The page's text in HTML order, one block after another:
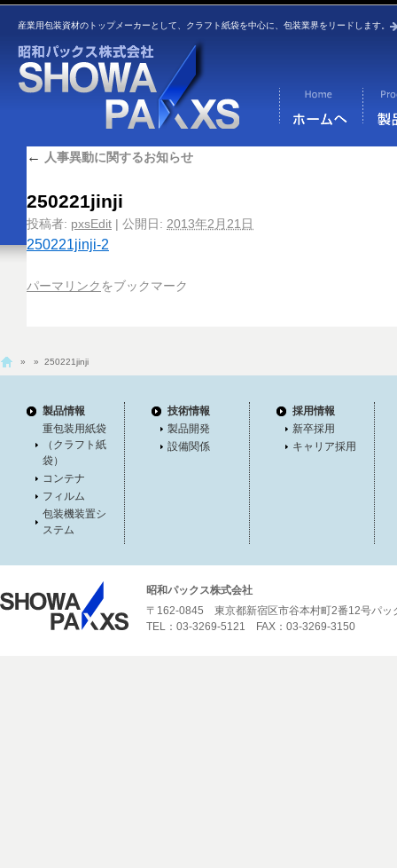
産業用包装資材のトップメーカーとして、クラフト紙袋を中心に、包装業界をリードします。
← 人事異動に関するお知らせ
250221jinji
投稿者: pxsEdit | 公開日: 2013年2月21日
250221jinji-2
パーマリンク をブックマーク
» » 250221jinji
製品情報
重包装用紙袋
（クラフト紙
袋）
コンテナ
フィルム
包装機装置シ
ステム
技術情報
製品開発
設備関係
採用情報
新卒採用
キャリア採用
昭和パックス株式会社
〒162-0845 東京都新宿区市谷本村町2番12号パッ
TEL：03-3269-5121 FAX：03-3269-3150